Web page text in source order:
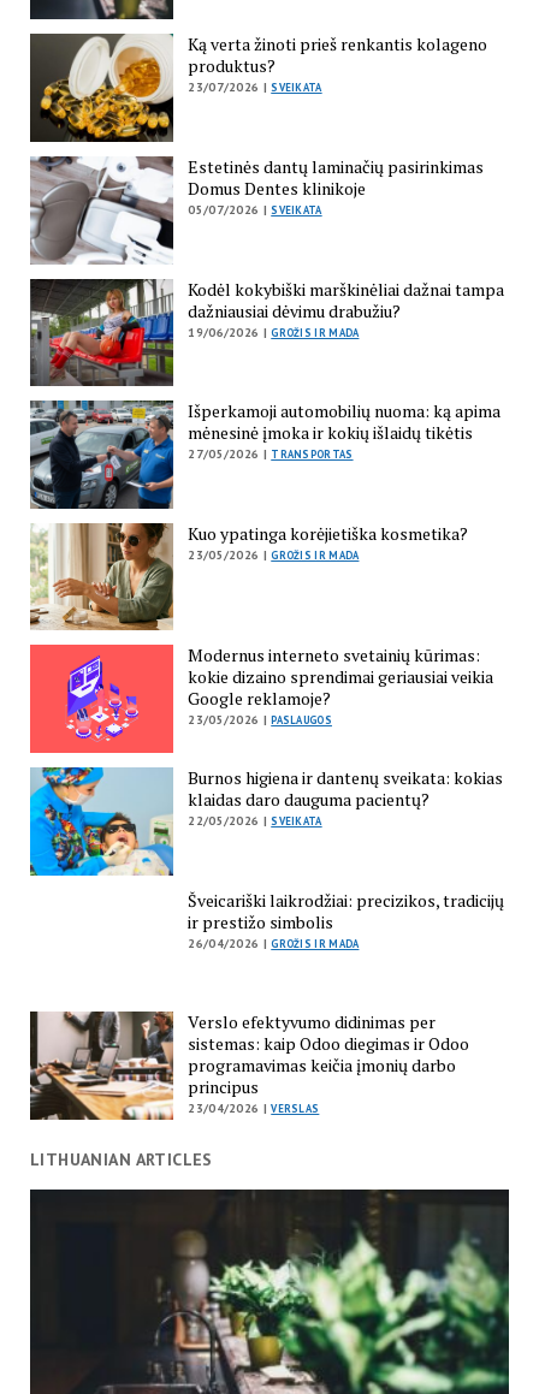
Ką verta žinoti prieš renkantis kolageno
produktus?
23/07/2026 |SVEIKATA
Estetinės dantų laminačių pasirinkimas
Domus Dentes klinikoje
05/07/2026 |SVEIKATA
Kodėl kokybiški marškinėliai dažnai tampa
dažniausiai dėvimu drabužiu?
19/06/2026 |GROŽIS IR MADA
Išperkamoji automobilių nuoma: ką apima
mėnesinė įmoka ir kokių išlaidų tikėtis
27/05/2026 | TRANSPORTAS
Kuo ypatinga korėjietiška kosmetika?
23/05/2026 |GROŽIS IR MADA
Modernus interneto svetainių kūrimas:
kokie dizaino sprendimai geriausiai veikia
Google reklamoje?
23/05/2026 |PASLAUGOS
Burnos higiena ir dantenų sveikata: kokias
klaidas daro dauguma pacientų?
22/05/2026 |SVEIKATA
Šveicariški laikrodžiai: precizikos, tradicijų
ir prestižo simbolis
26/04/2026 |GROŽIS IR MADA
Verslo efektyvumo didinimas per
sistemas: kaip Odoo diegimas ir Odoo
programavimas keičia įmonių darbo
principus
23/04/2026 |VERSLAS
LITHUANIAN ARTICLES